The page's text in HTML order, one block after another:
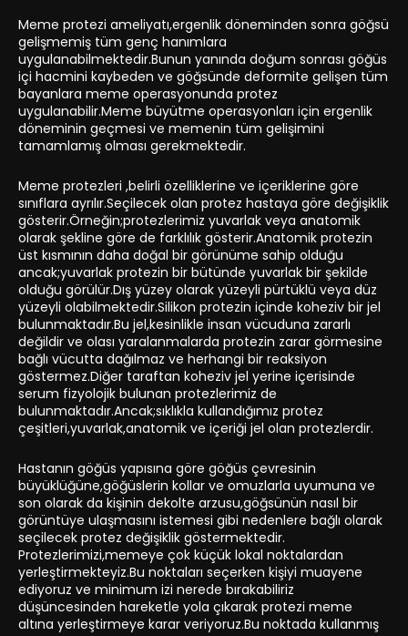
Meme protezi ameliyatı,ergenlik döneminden sonra göğsü
gelişmemiş tüm genç hanımlara
uygulanabilmektedir.Bunun yanında doğum sonrası göğüs
içi hacmini kaybeden ve göğsünde deformite gelişen tüm
bayanlara meme operasyonunda protez
uygulanabilir.Meme büyütme operasyonları için ergenlik
döneminin geçmesi ve memenin tüm gelişimini
tamamlamış olması gerekmektedir.
Meme protezleri ,belirli özelliklerine ve içeriklerine göre
sınıflara ayrılır.Seçilecek olan protez hastaya göre değişiklik
gösterir.Örneğin;protezlerimiz yuvarlak veya anatomik
olarak şekline göre de farklılık gösterir.Anatomik protezin
üst kısmının daha doğal bir görünüme sahip olduğu
ancak;yuvarlak protezin bir bütünde yuvarlak bir şekilde
olduğu görülür.Dış yüzey olarak yüzeyli pürtüklü veya düz
yüzeyli olabilmektedir.Silikon protezin içinde koheziv bir jel
bulunmaktadır.Bu jel,kesinlikle insan vücuduna zararlı
değildir ve olası yaralanmalarda protezin zarar görmesine
bağlı vücutta dağılmaz ve herhangi bir reaksiyon
göstermez.Diğer taraftan koheziv jel yerine içerisinde
serum fizyolojik bulunan protezlerimiz de
bulunmaktadır.Ancak;sıklıkla kullandığımız protez
çeşitleri,yuvarlak,anatomik ve içeriği jel olan protezlerdir.
Hastanın göğüs yapısına göre göğüs çevresinin
büyüklüğüne,göğüslerin kollar ve omuzlarla uyumuna ve
son olarak da kişinin dekolte arzusu,göğsünün nasıl bir
görüntüye ulaşmasını istemesi gibi nedenlere bağlı olarak
seçilecek protez değişiklik göstermektedir.
Protezlerimizi,memeye çok küçük lokal noktalardan
yerleştirmekteyiz.Bu noktaları seçerken kişiyi muayene
ediyoruz ve minimum izi nerede bırakabiliriz
düşüncesinden hareketle yola çıkarak protezi meme
altına yerleştirmeye karar veriyoruz.Bu noktada kullanmış